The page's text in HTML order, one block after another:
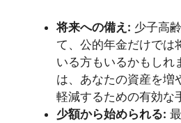
将来への備え: 少子高
て、公的年金だけでは
いる方もいるかもしれ
は、あなたの資産を増
軽減するための有効な
少額から始められる: